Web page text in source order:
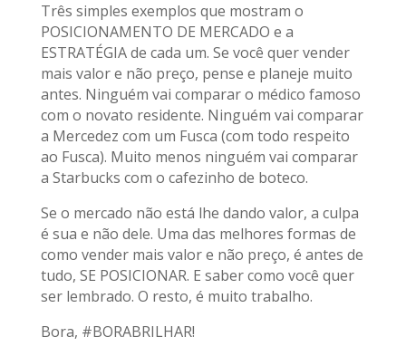
Três simples exemplos que mostram o
POSICIONAMENTO DE MERCADO e a
ESTRATÉGIA de cada um. Se você quer vender
mais valor e não preço, pense e planeje muito
antes. Ninguém vai comparar o médico famoso
com o novato residente. Ninguém vai comparar
a Mercedez com um Fusca (com todo respeito
ao Fusca). Muito menos ninguém vai comparar
a Starbucks com o cafezinho de boteco.
Se o mercado não está lhe dando valor, a culpa
é sua e não dele. Uma das melhores formas de
como vender mais valor e não preço, é antes de
tudo, SE POSICIONAR. E saber como você quer
ser lembrado. O resto, é muito trabalho.
Bora, #BORABRILHAR!